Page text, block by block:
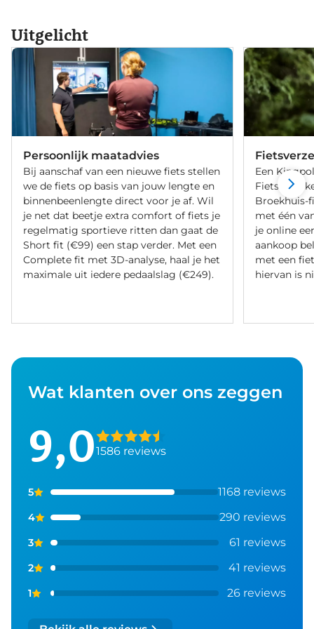
Uitgelicht
Persoonlijk maatadvies
Bij aanschaf van een nieuwe fiets stellen
we de fiets op basis van jouw lengte en
binnenbeenlengte direct voor je af. Wil
je net dat beetje extra comfort of fiets je
regelmatig sportieve ritten dan gaat de
Short fit (€99) een stap verder. Met een
Complete fit met 3D-analyse, haal je het
maximale uit iedere pedaalslag (€249).
Een
Broekhuis-
met één
je online
aankoop
met een
hiervan is
Wat klanten over ons zeggen
9,01586 reviews
5 1168 reviews
4 290 reviews
3 61 reviews
2 41 reviews
1 26 reviews